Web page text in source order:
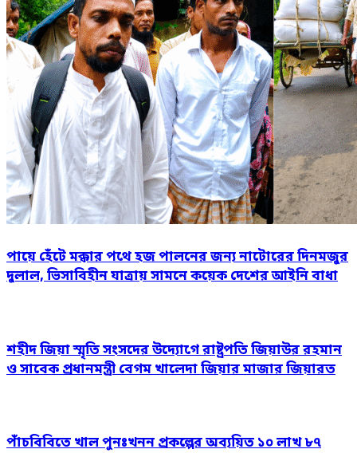
পায়ে হেঁটে মক্কার পথে হজ পালনের জন্য নাটোরের দিনমজুর
দুলাল, ভিসাবিহীন যাত্রায় সামনে কয়েক দেশের আইনি বাধা
শহীদ জিয়া স্মৃতি সংসদের উদ্যোগে রাষ্ট্রপতি জিয়াউর রহমান
ও সাবেক প্রধানমন্ত্রী বেগম খালেদা জিয়ার মাজার জিয়ারত
পাঁচবিবিতে খাল পুনঃখনন প্রকল্পের অব্যয়িত ১০ লাখ ৮৭